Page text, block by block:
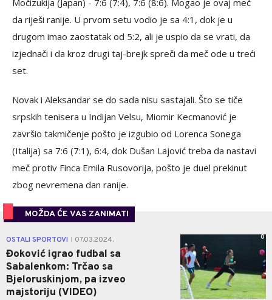
Močizukija (Japan) - 7:6 (7:4), 7:6 (8:6). Mogao je ovaj meč
da riješi ranije. U prvom setu vodio je sa 4:1, dok je u
drugom imao zaostatak od 5:2, ali je uspio da se vrati, da
izjednači i da kroz drugi taj-brejk spreči da meč ode u treći
set.
Novak i Aleksandar se do sada nisu sastajali. Što se tiče
srpskih tenisera u Indijan Velsu, Miomir Kecmanović je
završio takmičenje pošto je izgubio od Lorenca Sonega
(Italija) sa 7:6 (7:1), 6:4, dok Dušan Lajović treba da nastavi
meč protiv Finca Emila Rusovorija, pošto je duel prekinut
zbog nevremena dan ranije.
MOŽDA ĆE VAS ZANIMATI
OSTALI SPORTOVI 07.03.2024.
Đoković igrao fudbal sa
Sabalenkom: Trčao sa
Bjeloruskinjom, pa izveo
majstoriju (VIDEO)
0